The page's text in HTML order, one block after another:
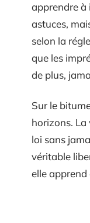
apprendre à
astuces,
selon la
que les
de plus,
Sur le
horizons. La
loi sans
véritable
elle apprend